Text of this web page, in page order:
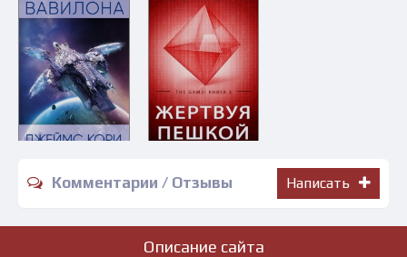
Комментарии / Отзывы Написать
Описание сайта